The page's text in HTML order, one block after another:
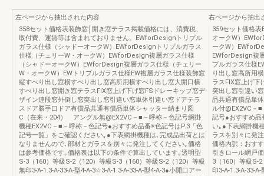
左ページから抽出された内容
358セット価格表装飾窓│開き窓テラス掲載価格には、消費税、
取付費、運賃等は含まれておりません。EWforDesignトリプル
ガラス仕様（シャドーオークW）EWforDesignトリプルガラス
仕様（チェリーW・オークW）EWforDesign複層ガラス仕様
（シャドーオークW）EWforDesign複層ガラス仕様（チェリー
W・オークW）EWトリプルガラス仕様EW複層ガラス仕様装飾窓
縦すべり出し窓横すべり出し窓高所用横すべり出し窓大開口横
すべり出し窓開き窓テラスFIX窓上げ下げ窓FSドレーキップ窓デ
ザイン連段窓外倒し窓突出し窓引違い窓単体引違い窓ドアテラ
スドア勝手口ドア有償品共通有償品単体シャッター納まり図
C（在来・204） アングル無@EX2VC－■－呼称－色記号網掛
機種EX2VC－■－呼称－色記号●おすすめ品番※色記号はP.3「色
記号一覧」をご確認ください｡●下表網掛機種は､完成品出荷とは
なりませんので､部材とガラスを別々に発注してください｡価格
は参考価格です｡価格表は以下の条件で算出しています｡透明型
S-3（160）等級S-2（120）等級S-3（160）等級S-2（120）等級
無印3-A-1.3-A-33-A-型4-A-3☆3-A-1.3-A-33-A-型4-A-3●小開口アー
右ページから抽出
359セット価格
オークW）
ークW）
EWforDesign複
プルガラス仕様
り出し窓高所用
ラスFIX窓上げ下
突出し窓引違い
品共通有償品単
ル付@EX2VC－
記号●おすすめ品
い｡●下表網掛機
ラスを別々に発
価格内訳：おす
引きロール網戸
3（160）等級S-
印3-A-1.3-A-33-